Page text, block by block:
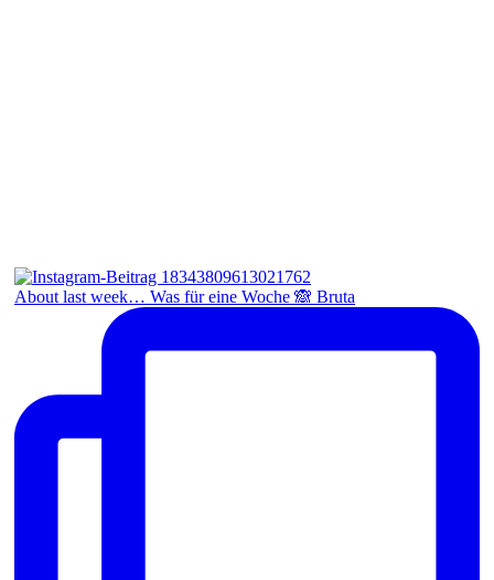
About last week… Was für eine Woche 🙈 Bruta